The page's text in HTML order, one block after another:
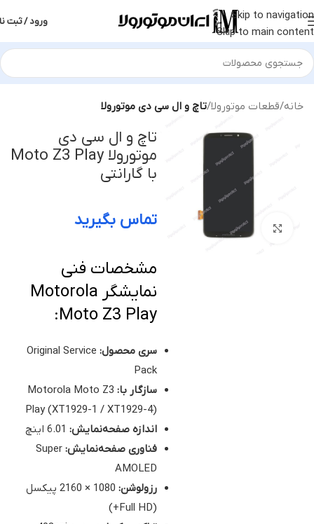
Skip to navigation
Skip to main content
ورود / ثبت
خانه قطعات موتورولا تاچ و ال سی دی موتورولا
بزرگنمایی تصویر
تاچ و ال سی دی
موتورولا Moto Z3 Play
با گارانتی
تماس بگیرید
مشخصات فنی
نمایشگر Motorola
Moto Z3 Play:
سری محصول: Original Service
Pack
سازگار با: Motorola Moto Z3
Play (XT1929-1 / XT1929-4)
اندازه صفحه‌نمایش:6.01 اینچ
فناوری صفحه‌نمایش: Super
AMOLED
رزولوشن:
1080 × 2160 پیکسل
(Full HD+)